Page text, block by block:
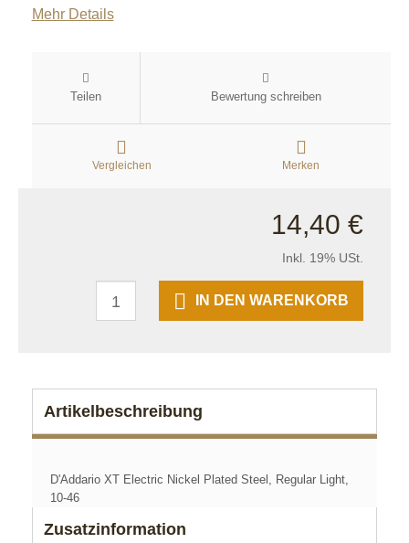
Mehr Details
Teilen Bewertung schreiben
Vergleichen Merken
14,40 €
Inkl. 19% USt.
IN DEN WARENKORB
Artikelbeschreibung
D'Addario XT Electric Nickel Plated Steel, Regular Light,
10-46
Zusatzinformation